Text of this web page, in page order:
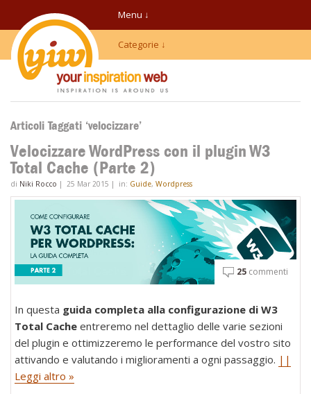
Menu ↓
Categorie ↓
Articoli Taggati ‘velocizzare’
Velocizzare WordPress con il plugin W3
Total Cache (Parte 2)
di Niki Rocco | 25 Mar 2015 | in: Guide, Wordpress
25 commenti
In questa guida completa alla configurazione di W3
Total Cacheentreremo nel dettaglio delle varie sezioni
del plugin e ottimizzeremo le performance del vostro sito
attivando e valutando i miglioramenti a ogni passaggio. ||
Leggi altro »